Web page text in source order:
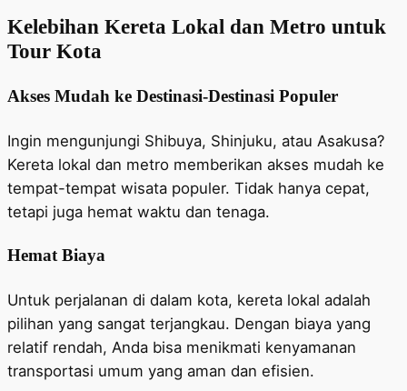
Kelebihan Kereta Lokal dan Metro untuk
Tour Kota
Akses Mudah ke Destinasi-Destinasi Populer
Ingin mengunjungi Shibuya, Shinjuku, atau Asakusa?
Kereta lokal dan metro memberikan akses mudah ke
tempat-tempat wisata populer. Tidak hanya cepat,
tetapi juga hemat waktu dan tenaga.
Hemat Biaya
Untuk perjalanan di dalam kota, kereta lokal adalah
pilihan yang sangat terjangkau. Dengan biaya yang
relatif rendah, Anda bisa menikmati kenyamanan
transportasi umum yang aman dan efisien.